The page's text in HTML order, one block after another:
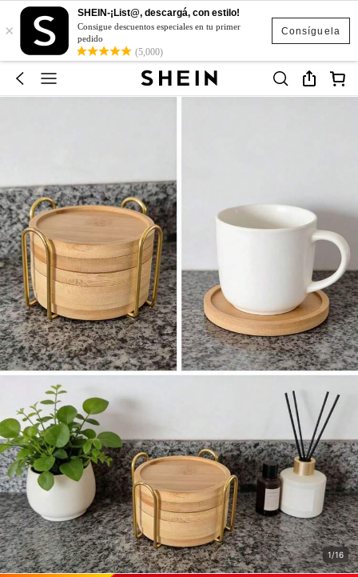
Consíguela
×
SHEIN-¡List@, descargá, con estilo!
Consigue descuentos especiales en tu primer
pedido
(5,000)
1/16